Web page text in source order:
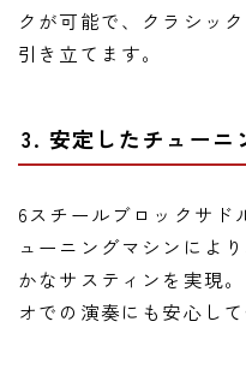
クが可能で、クラシッ
引き立てます。
3. 安定したチューニ
6スチールブロックサド
ューニングマシンによ
かなサスティンを実現
オでの演奏にも安心して